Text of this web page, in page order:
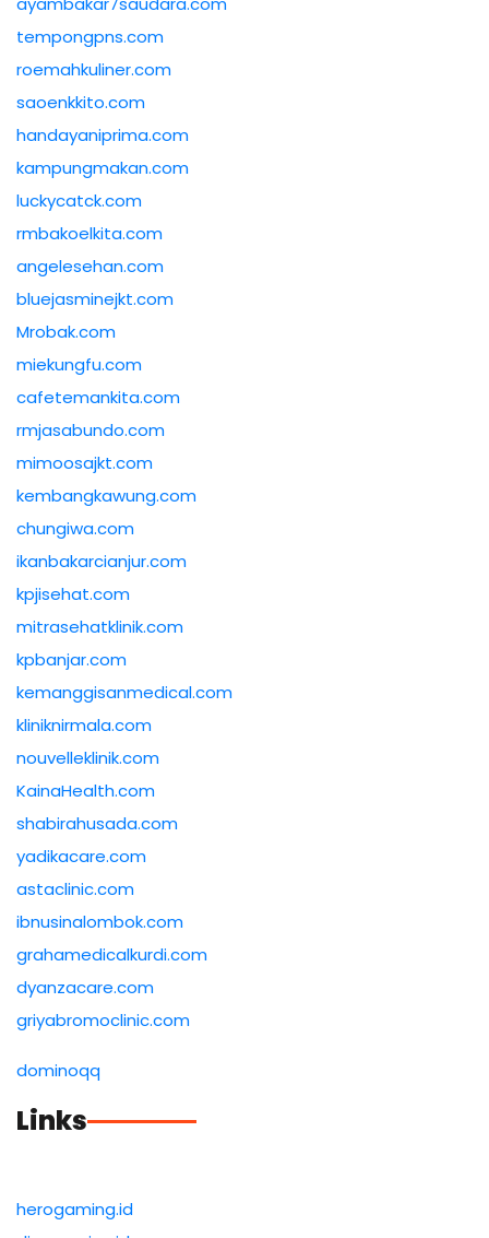
tempongpns.com
roemahkuliner.com
saoenkkito.com
handayaniprima.com
kampungmakan.com
luckycatck.com
rmbakoelkita.com
angelesehan.com
bluejasminejkt.com
Mrobak.com
miekungfu.com
cafetemankita.com
rmjasabundo.com
mimoosajkt.com
kembangkawung.com
chungiwa.com
ikanbakarcianjur.com
kpjisehat.com
mitrasehatklinik.com
kpbanjar.com
kemanggisanmedical.com
kliniknirmala.com
nouvelleklinik.com
KainaHealth.com
shabirahusada.com
yadikacare.com
astaclinic.com
ibnusinalombok.com
grahamedicalkurdi.com
dyanzacare.com
griyabromoclinic.com
dominoqq
Links
herogaming.id